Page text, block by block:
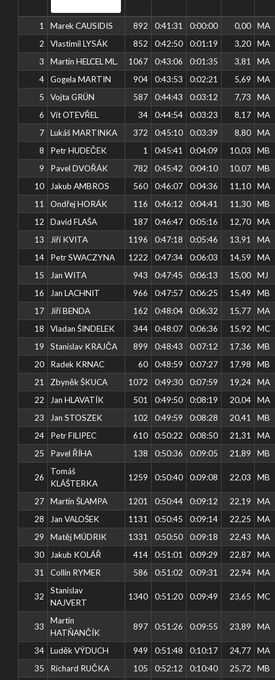
1 Marek CAUSIDIS 892 0:41:31 0:00:00 0,00
MA
2
Vlastimil LYSÁK 852 0:42:50 0:01:19 3,20
MA
3
Martin HELCEL ML. 1067 0:43:06 0:01:35 3,81
MA
4
Gogela MARTIN 904 0:43:53 0:02:21 5,69
MA
5
Vojta GRÜN 587 0:44:43 0:03:12 7,73
MA
6
Vít OTEVŘEL 34 0:44:54 0:03:23 8,17
MA
7
Lukáš MARTINKA 372 0:45:10 0:03:39 8,80
MA
8
Petr HUDEČEK 1 0:45:41 0:04:09 10,03
MB
9
Pavel DVOŘÁK 782 0:45:42 0:04:10 10,07
MB
10
Jakub AMBROS 560 0:46:07 0:04:36 11,10
MA
11
Ondřej HORÁK 116 0:46:12 0:04:41 11,30
MB
12
David FLAŠA 187 0:46:47 0:05:16 12,70
MA
13
Jiří KVITA 1196 0:47:18 0:05:46 13,91
MA
14
Petr SWACZYNA 1222 0:47:34 0:06:03 14,59
MA
15
Jan WITA 943 0:47:45 0:06:13 15,00
MJ
16
Jan LACHNIT 966 0:47:57 0:06:25 15,49
MB
17
Jiří BENDA 162 0:48:04 0:06:32 15,77
MA
18
Vladan ŠINDELEK 344 0:48:07 0:06:36 15,92
MC
19
Stanislav KRAJČA 899 0:48:43 0:07:12 17,36
MB
20
Radek KRNAC 60 0:48:59 0:07:27 17,98
MB
21
Zbyněk ŠKUCA 1072 0:49:30 0:07:59 19,24
MA
22
Jan HLAVATÍK 501 0:49:50 0:08:19 20,04
MA
23
Jan STOSZEK 102 0:49:59 0:08:28 20,41
MB
24
Petr FILIPEC 610 0:50:22 0:08:50 21,31
MA
25
Pavel ŘÍHA 138 0:50:36 0:09:05 21,89 MB
26
Tomáš
KLÁŠTERKA
1259 0:50:40 0:09:08 22,03 MB
27 Martin ŠLAMPA 1201 0:50:44 0:09:12 22,19
MA
28
Jan VALOŠEK 1131 0:50:45 0:09:14 22,25
MA
29
Matěj MÚDRIK 1331 0:50:50 0:09:18 22,43
MA
30
Jakub KOLÁŘ 414 0:51:01 0:09:29 22,87
MA
31
Collin RYMER 586 0:51:02 0:09:31 22,94 MA
32
Stanislav
NAJVERT
1340 0:51:20 0:09:49 23,65 MC
33
Martin
HATŇANČÍK
897 0:51:26 0:09:55 23,89 MA
34 Luděk VÝDUCH 949 0:51:48 0:10:17 24,77
MA
35
Richard RUČKA 105 0:52:12 0:10:40 25,72
MB